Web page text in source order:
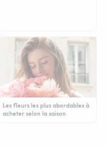
Les fleurs les plus abordables à
acheter selon la saison